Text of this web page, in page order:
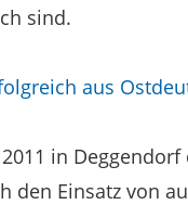
sind.
aus
in
den Einsatz von